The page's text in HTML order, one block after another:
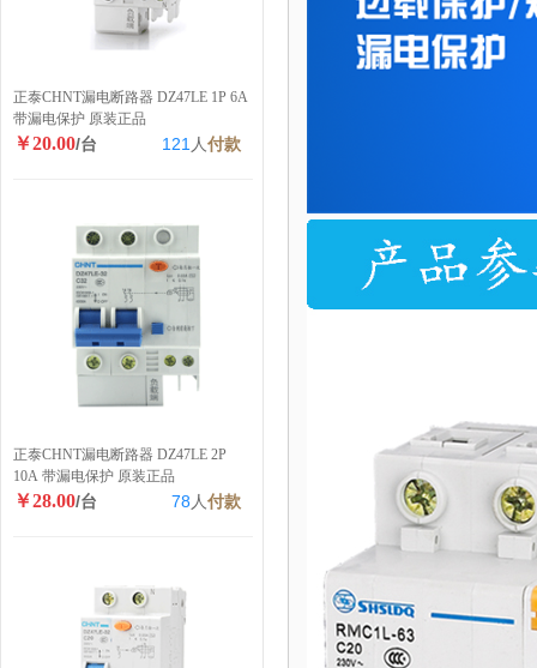
正泰CHNT漏电断路器 DZ47LE 1P 6A
带漏电保护 原装正品
￥20.00/台 121 人付款
正泰CHNT漏电断路器 DZ47LE 2P
10A 带漏电保护 原装正品
￥28.00/台 78 人付款